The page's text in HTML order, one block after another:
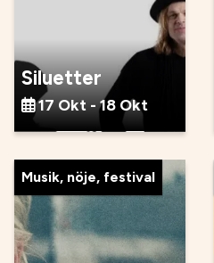
Siluetter
17 Okt - 18 Okt
Musik, nöje, festival